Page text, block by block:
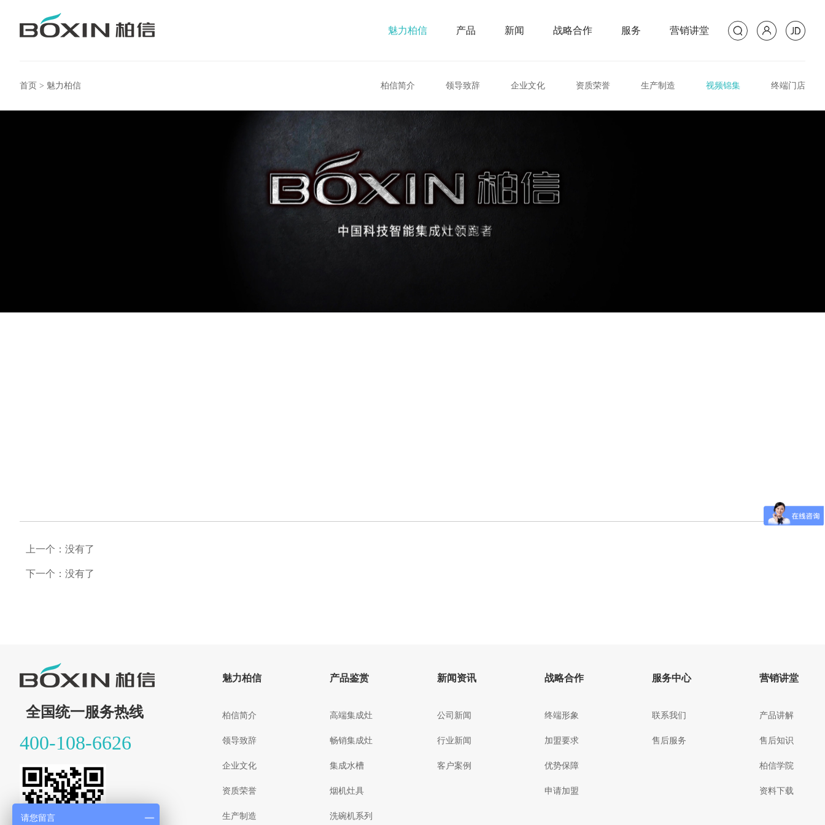
魅力柏信 产品 新闻 战略合作 服务 营销讲堂
首页 > 魅力柏信 柏信简介 领导致辞 企业文化 资质荣誉 生产制造 视频锦集 终端门店
上一个： 没有了
下一个： 没有了
全国统一服务热线
400-108-6626
魅力柏信
柏信简介
领导致辞
企业文化
资质荣誉
生产制造
产品鉴赏
高端集成灶
畅销集成灶
集成水槽
烟机灶具
洗碗机系列
新闻资讯
公司新闻
行业新闻
客户案例
战略合作
终端形象
加盟要求
优势保障
申请加盟
服务中心
联系我们
售后服务
营销讲堂
产品讲解
售后知识
柏信学院
资料下载
请您留言